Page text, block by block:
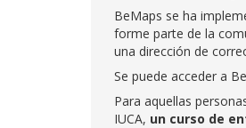
BeMaps se ha
forme parte de la
una dirección de
Se puede acceder a
Para aquellas
IUCA, un curso de